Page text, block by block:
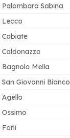
Sabina
Lecco
Mella
Giovanni Bianco